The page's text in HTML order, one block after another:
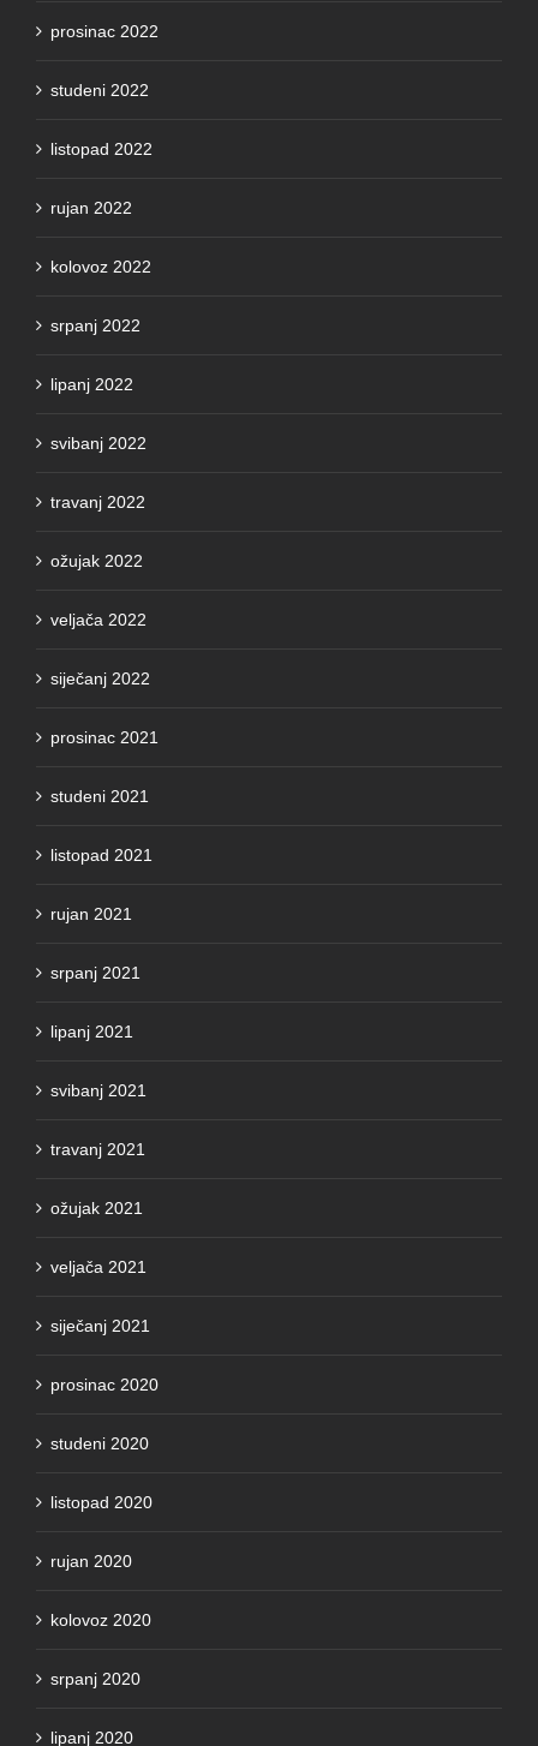
prosinac 2022
studeni 2022
listopad 2022
rujan 2022
kolovoz 2022
srpanj 2022
lipanj 2022
svibanj 2022
travanj 2022
ožujak 2022
veljača 2022
siječanj 2022
prosinac 2021
studeni 2021
listopad 2021
rujan 2021
srpanj 2021
lipanj 2021
svibanj 2021
travanj 2021
ožujak 2021
veljača 2021
siječanj 2021
prosinac 2020
studeni 2020
listopad 2020
rujan 2020
kolovoz 2020
srpanj 2020
lipanj 2020